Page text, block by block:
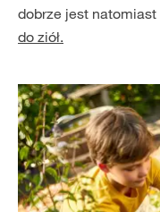
dobrze jest
do ziół.